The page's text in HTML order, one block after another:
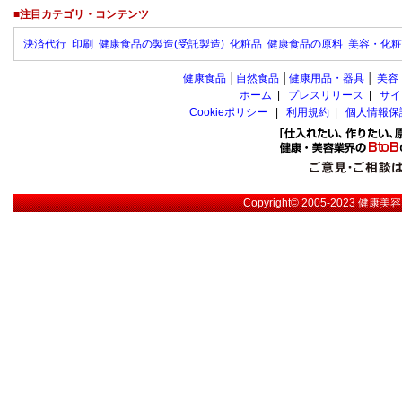
■注目カテゴリ・コンテンツ
決済代行 印刷 健康食品の製造(受託製造) 化粧品 健康食品の原料 美容・化
健康食品 自然食品 健康用品・器具 美容
ホーム
プレスリリース
サ
Cookieポリシー
利用規約 個人情報
Copyright© 2005-2023健康美